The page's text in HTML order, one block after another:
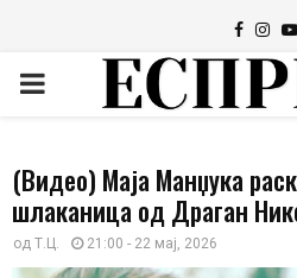
PRIMARY
(Видео) Маја Манџука
шлаканица од Драган
од Т.Ц. 21:00 - 22 мај, 2026